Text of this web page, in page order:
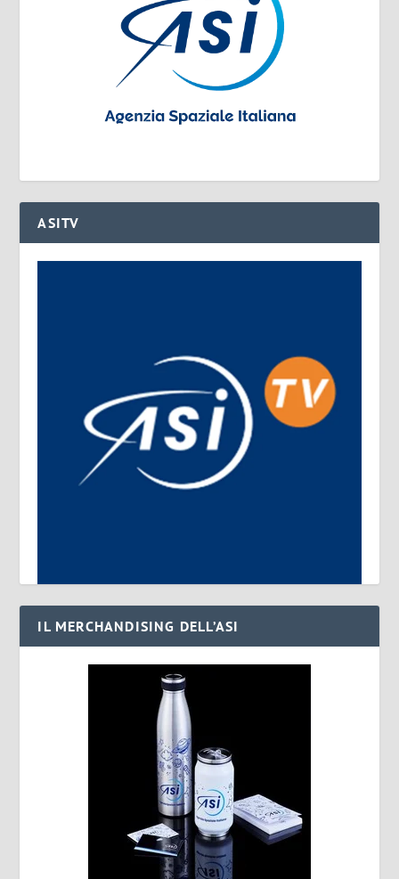
ASITV
IL MERCHANDISING DELL’ASI